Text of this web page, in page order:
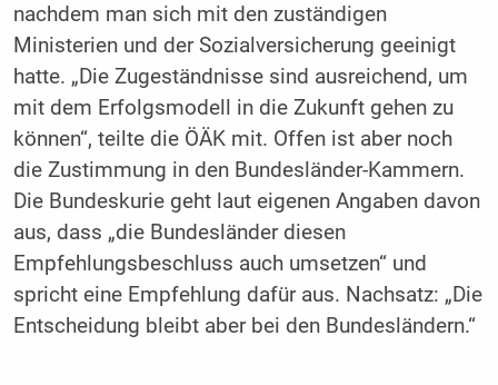
nachdem man sich mit den zuständigen
Ministerien und der Sozialversicherung geeinigt
hatte. „Die Zugeständnisse sind ausreichend, um
mit dem Erfolgsmodell in die Zukunft gehen zu
können“, teilte die ÖÄK mit. Offen ist aber noch
die Zustimmung in den Bundesländer-Kammern.
Die Bundeskurie geht laut eigenen Angaben davon
aus, dass „die Bundesländer diesen
Empfehlungsbeschluss auch umsetzen“ und
spricht eine Empfehlung dafür aus. Nachsatz: „Die
Entscheidung bleibt aber bei den Bundesländern.“